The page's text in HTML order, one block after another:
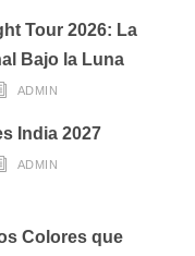
Tour 2026: La
Bajo la Luna
ADMIN
India 2027
ADMIN
Colores que